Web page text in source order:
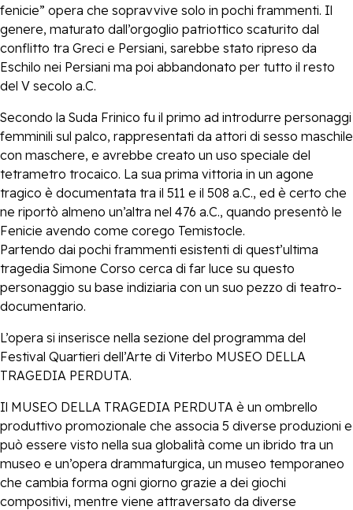
fenicie” opera che sopravvive solo in pochi frammenti. Il
genere, maturato dall’orgoglio patriottico scaturito dal
conflitto tra Greci e Persiani, sarebbe stato ripreso da
Eschilo nei Persiani ma poi abbandonato per tutto il resto
del V secolo a.C.
Secondo la Suda Frinico fu il primo ad introdurre personaggi
femminili sul palco, rappresentati da attori di sesso maschile
con maschere, e avrebbe creato un uso speciale del
tetrametro trocaico. La sua prima vittoria in un agone
tragico è documentata tra il 511 e il 508 a.C., ed è certo che
ne riportò almeno un’altra nel 476 a.C., quando presentò le
Fenicie avendo come corego Temistocle.
Partendo dai pochi frammenti esistenti di quest’ultima
tragedia Simone Corso cerca di far luce su questo
personaggio su base indiziaria con un suo pezzo di teatro-
documentario.
L’opera si inserisce nella sezione del programma del
Festival Quartieri dell’Arte di Viterbo MUSEO DELLA
TRAGEDIA PERDUTA.
Il MUSEO DELLA TRAGEDIA PERDUTA è un ombrello
produttivo promozionale che associa 5 diverse produzioni e
può essere visto nella sua globalità come un ibrido tra un
museo e un’opera drammaturgica, un museo temporaneo
che cambia forma ogni giorno grazie a dei giochi
compositivi, mentre viene attraversato da diverse